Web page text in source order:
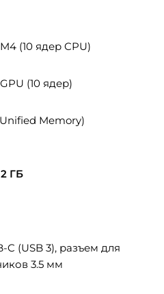
(10 ядер CPU)
(10 ядер)
Memory)
ГБ
C (USB 3), разъем для
3.5 мм